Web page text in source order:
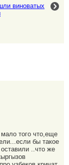
виноватых
того что,еще
бы такое
..что же